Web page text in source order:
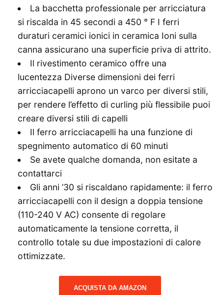
La bacchetta professionale per arricciatura
si riscalda in 45 secondi a 450 ° F I ferri
duraturi ceramici ionici in ceramica Ioni sulla
canna assicurano una superficie priva di attrito.
Il rivestimento ceramico offre una
lucentezza Diverse dimensioni dei ferri
arricciacapelli aprono un varco per diversi stili,
per rendere l’effetto di curling più flessibile puoi
creare diversi stili di capelli
Il ferro arricciacapelli ha una funzione di
spegnimento automatico di 60 minuti
Se avete qualche domanda, non esitate a
contattarci
Gli anni ’30 si riscaldano rapidamente: il ferro
arricciacapelli con il design a doppia tensione
(110-240 V AC) consente di regolare
automaticamente la tensione corretta, il
controllo totale su due impostazioni di calore
ottimizzate.
ACQUISTA DA AMAZON